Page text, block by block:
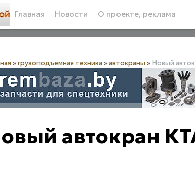
Главная Новости О проекте, реклама
»грузоподъемная техника »автокраны » Новый
автокран